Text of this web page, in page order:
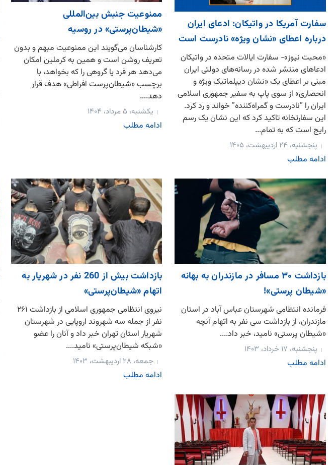
سفارت آمریکا در واتیکان: ادعای ایران
درباره اعطای «نشان ویژه» نادرست است
«محبت نیوز»- سفارت ایالات متحده در واتیکان
ادعاهای منتشر شده در رسانه‌های دولتی ایران
مبنی بر اعطای یک «نشان دیپلماتیک ویژه و
انحصاری» از سوی پاپ به سفیر جمهوری اسلامی
ایران را “نادرست و گمراه‌کننده” خواند و رد کرد.
این سفارتخانه تاکید کرد که این نشان یک رسم
رایج است که به تمام...
پنجشنبه، ۲۴ اردیبهشت، ۱۴۰۵
ادامه مطلب
ممنوعیت جنبش بین‌المللی
«شیطان‌پرستی» در روسیه
کارشناسان می‌گویند این ممنوعیت مبهم و بدون
تعریف روشن است و همین به کرملین امکان
می‌دهد هر فرد یا گروهی را که بخواهد، با
برچسب «شیطان‌پرست افراطی» هدف قرار
دهد....
یکشنبه، ۵ مرداد، ۱۴۰۴
ادامه مطلب
بازداشت ۳۰ مسافر در مازندران به بهانه
«شیطان پرستی»!
فرمانده انتظامی شهرستان عباس آباد در استان
مازندران، از بازداشت سی نفر به اتهام آنچه
«شیطان‌ پرستی» نامید، خبر داد....
پنجشنبه، ۱۷ خرداد، ۱۴۰۳
ادامه مطلب
بازداشت بیش از 260 نفر در شهریار به
اتهام «شیطان‌پرستی»
نیروی انتظامی جمهوری اسلامی از بازداشت ۲۶۱
نفر از جمله سه شهروند اروپایی در شهرستان
شهریار استان تهران خبر داد و آنان را عضو
«شبکه شیطان‌پرستی» نامید....
جمعه، ۲۸ اردیبهشت، ۱۴۰۳
ادامه مطلب